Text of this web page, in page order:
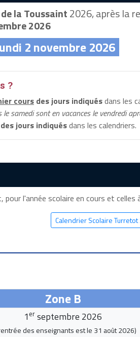
la Toussaint2026, après la
2026
2 novembre 2026
?
cours des jours indiquésdans les
samedi sont en vacances le vendredi
des jours indiquésdans les calendriers.
l'année scolaire en cours et celles
Calendrier Scolaire Turretot
Zone B
1 er septembre 2026
des enseignants est le 31 août 2026)